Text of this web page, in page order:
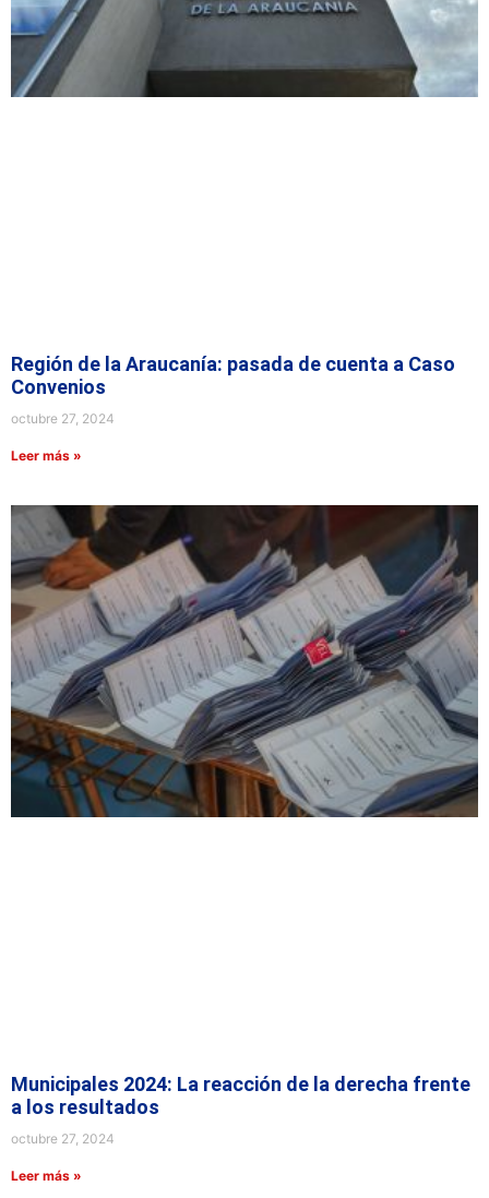
Región de la Araucanía: pasada de cuenta a Caso
Convenios
octubre 27, 2024
Leer más »
Municipales 2024: La reacción de la derecha frente
a los resultados
octubre 27, 2024
Leer más »